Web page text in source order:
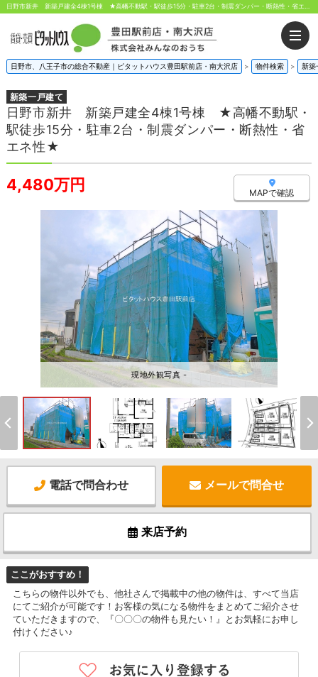
日野市、八王子市の総合不動産｜ピタットハウス豊田駅前店・南大沢店 > 物件検索 > 新築
新築一戸建て
日野市新井 新築戸建全4棟1号棟 ★高幡不動駅・
駅徒歩15分・駐車2台・制震ダンパー・断熱性・省
エネ性★
4,480万円 MAPで確認
現地外観写真 -
電話で問合わせ メールで問合せ
来店予約
ここがおすすめ！
こちらの物件以外でも、他社さんで掲載中の他の物件は、すべて当店
にてご紹介が可能です！お客様の気になる物件をまとめてご紹介させ
ていただきますので、『〇〇〇の物件も見たい！』とお気軽にお申し
付けください♪